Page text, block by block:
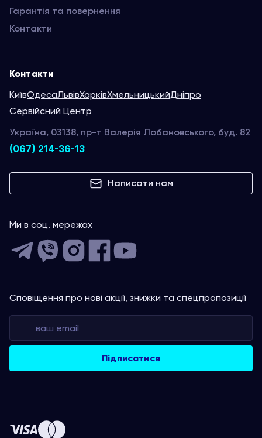
Гарантія та повернення
Контакти
Контакти
КиївОдесаЛьвівХарківХмельницькийДніпро
Сервійсний Центр
Україна, 03138, пр-т Валерія Лобановського, буд. 82
(067) 214-36-13
Написати нам
Ми в соц. мережах
Сповіщення про нові акції, знижки та спецпропозиції